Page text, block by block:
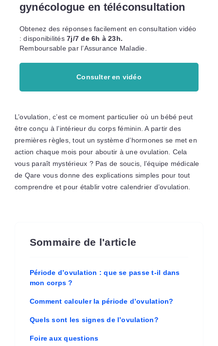
gynécologue en téléconsultation
Obtenez des réponses facilement en consultation vidéo
: disponibilités7j/7 de 6h à 23h.
Remboursable par l’Assurance Maladie.
Consulter en vidéo
L’ovulation, c’est ce moment particulier où un bébé peut
être conçu à l’intérieur du corps féminin. A partir des
premières règles, tout un système d’hormones se met en
action chaque mois pour aboutir à une ovulation. Cela
vous paraît mystérieux ? Pas de soucis, l’équipe médicale
de Qare vous donne des explications simples pour tout
comprendre et pour établir votre calendrier d’ovulation.
Sommaire de l'article
Période d’ovulation : que se passe t-il dans
mon corps ?
Comment calculer la période d’ovulation?
Quels sont les signes de l’ovulation?
Foire aux questions